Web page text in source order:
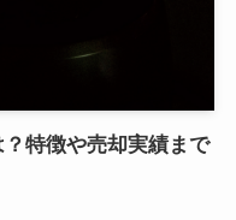
特徴や売却実績まで